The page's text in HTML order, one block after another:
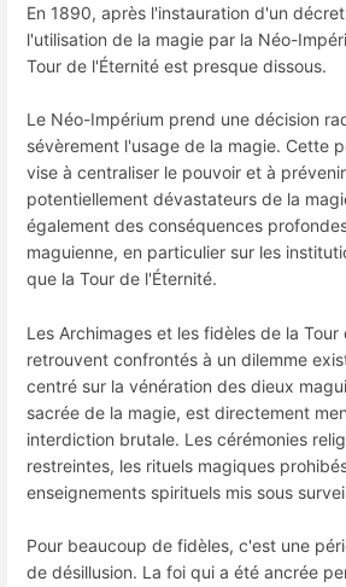
En 1890, après l'instauration d'un
l'utilisation de la magie par la Néo-
Tour de l'Éternité est presque dissous.
Le Néo-Impérium prend une décision
sévèrement l'usage de la magie. Cette
vise à centraliser le pouvoir et à
potentiellement dévastateurs de la
également des conséquences
maguienne, en particulier sur les
que la Tour de l'Éternité.
Les Archimages et les fidèles de la Tour
retrouvent confrontés à un dilemme
centré sur la vénération des dieux
sacrée de la magie, est directement
interdiction brutale. Les cérémonies
restreintes, les rituels magiques
enseignements spirituels mis sous
Pour beaucoup de fidèles, c'est une
de désillusion. La foi qui a été ancrée